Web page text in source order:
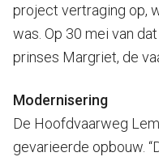
project vertraging op,
was. Op 30 mei van
prinses Margriet, de
Modernisering
De Hoofdvaarweg
gevarieerde opbouw.